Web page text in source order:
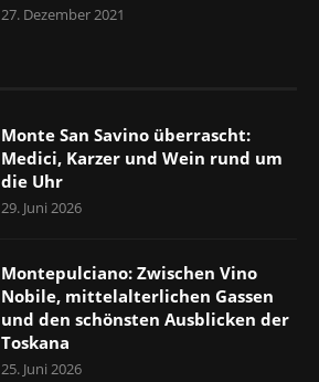
27. Dezember 2021
Monte San Savino überrascht:
Medici, Karzer und Wein rund um
die Uhr
29. Juni 2026
Montepulciano: Zwischen Vino
Nobile, mittelalterlichen Gassen
und den schönsten Ausblicken der
Toskana
25. Juni 2026